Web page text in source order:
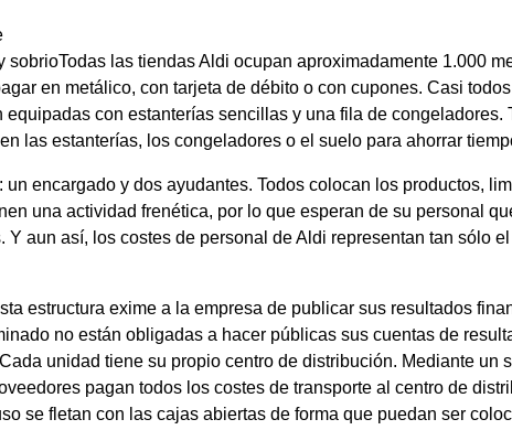
sobrioTodas las tiendas Aldi ocupan aproximadamente 1.000
en metálico, con tarjeta de débito o con cupones. Casi
con estanterías sencillas y una fila de
las estanterías, los congeladores o el suelo para ahorrar
encargado y dos ayudantes. Todos colocan los productos,
una actividad frenética, por lo que esperan de su personal
aun así, los costes de personal de Aldi representan tan sólo
estructura exime a la empresa de publicar sus resultados
no están obligadas a hacer públicas sus cuentas de
unidad tiene su propio centro de distribución. Mediante un
pagan todos los costes de transporte al centro de
se fletan con las cajas abiertas de forma que puedan ser